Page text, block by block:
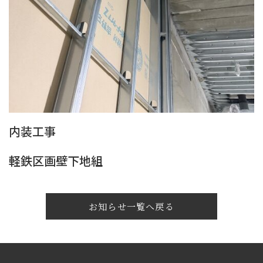
内装工事
軽鉄区画壁下地組
お知らせ一覧へ戻る